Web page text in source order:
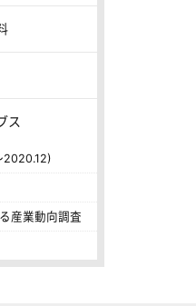
ス
2020.12)
産業動向調査